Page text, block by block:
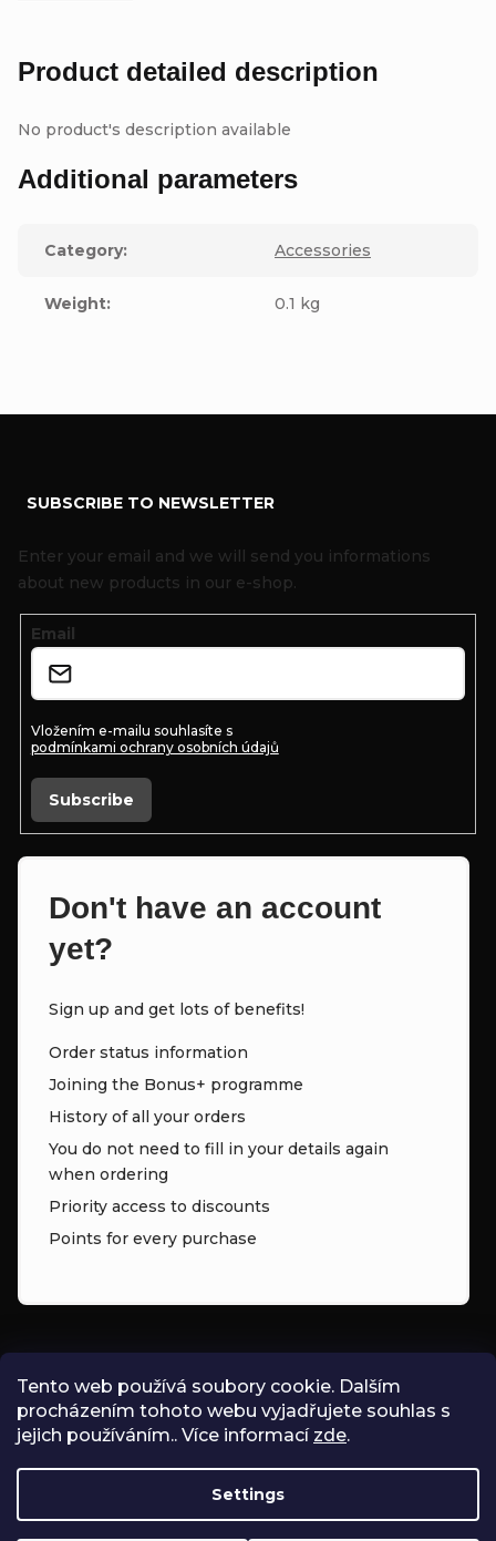
Tento web používá soubory cookie. Dalším
procházením tohoto webu vyjadřujete souhlas s
jejich používáním.. Více informací zde.
Settings
Product detailed description
No product's description available
Additional parameters
Category: Accessories
Weight: 0.1 kg
SUBSCRIBE TO NEWSLETTER
Enter your email and we will send you informations
about new products in our e-shop.
Email
Vložením e-mailu souhlasíte s
podmínkami ochrany osobních údajů
Subscribe
Don't have an account
yet?
Sign up and get lots of benefits!
Order status information
Joining the Bonus+ programme
History of all your orders
You do not need to fill in your details again
when ordering
Priority access to discounts
Points for every purchase
INFO@ZNK.CZ
ZNKSHOP